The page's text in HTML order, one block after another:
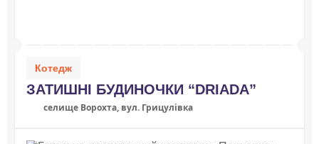
Котедж
ЗАТИШНІ БУДИНОЧКИ “DRIADA”
селище Ворохта, вул. Грицулівка